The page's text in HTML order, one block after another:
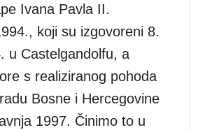
Ivana Pavla II.
koji su izgovoreni 8.
u Castelgandolfu, a
s realiziranog pohoda
Bosne i Hercegovine
1997. Činimo to u